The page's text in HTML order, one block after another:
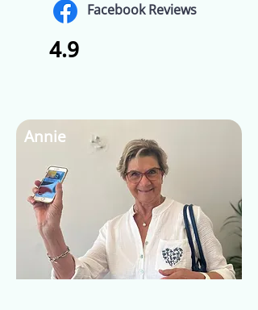
Facebook Reviews
4.9
Annie